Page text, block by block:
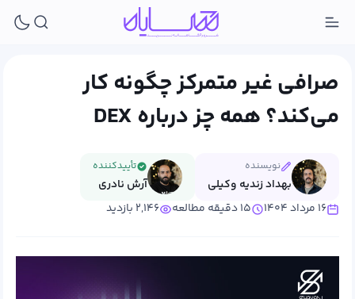
صرافی غیر متمرکز چگونه کار
می‌کند؟ همه چز درباره DEX
نویسنده
بهداد زندیه وکیلی
تأییدکننده
آرش نادری
۱۶ مرداد ۱۴۰۴
۱۵ دقیقه مطالعه ۲,۱۴۶ بازدید